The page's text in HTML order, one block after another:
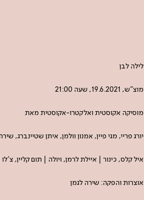
לילה לבן
מוצ"ש, 19.6.2021, שעה 21:00
מוסיקה אקוסטית ואלקטרו-אקוסטית מאת
יורג פריי, מגי פיין, אמנון וולמן, איתן שטיינברג,
איל קלס, כינור | איילת לרמן, ויולה | תום קליין,
אוצרות והפקה: שירה לגמן